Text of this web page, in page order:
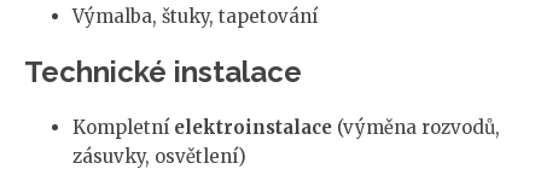
Výmalba, štuky, tapetování
Technické instalace
Kompletní elektroinstalace (výměna rozvodů,
zásuvky, osvětlení)